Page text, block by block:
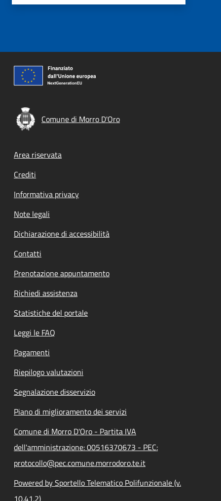
Comune di Morro D'Oro
Footer menu
Area riservata
Crediti
Informativa privacy
Note legali
Dichiarazione di accessibilità
Contatti
Prenotazione appuntamento
Richiedi assistenza
Statistiche del portale
Leggi le FAQ
Pagamenti
Riepilogo valutazioni
Segnalazione disservizio
Piano di miglioramento dei servizi
Comune di Morro D'Oro - Partita IVA
dell'amministrazione: 00516370673 - PEC:
protocollo@pec.comune.morrodoro.te.it
Powered by Sportello Telematico Polifunzionale (v.
10.41.2)